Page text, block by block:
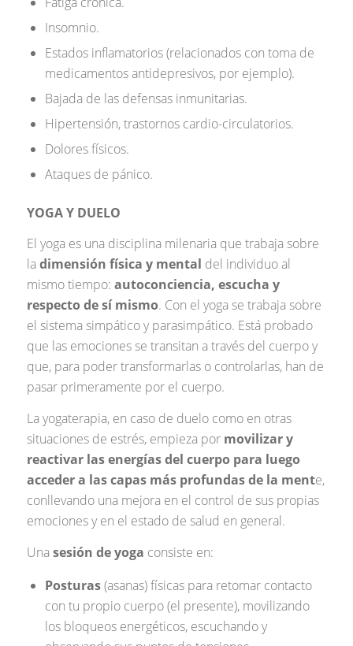
Insomnio.
Estados inflamatorios (relacionados con toma de
medicamentos antidepresivos, por ejemplo).
Bajada de las defensas inmunitarias.
Hipertensión, trastornos cardio-circulatorios.
Dolores físicos.
Ataques de pánico.
YOGA Y DUELO
El yoga es una disciplina milenaria que trabaja sobre
la dimensión física y mental del individuo al
mismo tiempo: autoconciencia, escucha y
respecto de sí mismo. Con el yoga se trabaja sobre
el sistema simpático y parasimpático. Está probado
que las emociones se transitan a través del cuerpo y
que, para poder transformarlas o controlarlas, han de
pasar primeramente por el cuerpo.
La yogaterapia, en caso de duelo como en otras
situaciones de estrés, empieza por movilizar y
reactivar las energías del cuerpo para luego
acceder a las capas más profundas de la mente,
conllevando una mejora en el control de sus propias
emociones y en el estado de salud en general.
Una sesión de yoga consiste en:
Posturas(asanas) físicas para retomar contacto
con tu propio cuerpo (el presente), movilizando
los bloqueos energéticos, escuchando y